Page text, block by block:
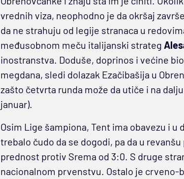
vrednih viza, neophodno je da okršaj
da ne strahuju od legije stranaca u
međusobnom meču italijanski strateg
inostranstva. Doduše, doprinos i većine
megdana, sledi dolazak Ezačibašija u
zašto četvrta runda može da utiče i na
januar).
Osim Lige šampiona, Tent ima obavezu i
trebalo čudo da se dogodi, pa da u
prednost protiv Srema od 3:0. S druge
nacionalnom prvenstvu. Ostalo je